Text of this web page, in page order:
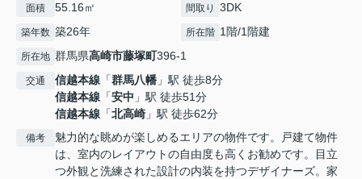
面積 55.16㎡ 間取り 3DK
築年数 築26年 所在階 1階/1階建
所在地 群馬県高崎市藤塚町396-1
交通 信越本線 「群馬八幡 」駅 徒歩8分
信越本線 「安中 」駅 徒歩51分
信越本線 「北高崎 」駅 徒歩62分
備考
魅力的な眺めが楽しめるエリアの物件です。戸建て物件
は、室内のレイアウトの自由度も高くお勧めです。目立
つ外観と洗練された設計の内装を持つデザイナーズ。家